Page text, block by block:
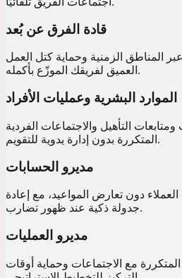
قادة الفرق عن بُعد
المناطق الزمنية وحماية كتل العمل
العميق لفريقك الموزّع بأكمله.
الموارد البشرية وعمليات الأفراد
ومتابعات التأهيل والاجتماعات الفردية
المتكررة بدون إدارة يدوية للتقويم.
مديرو الحسابات
العملاء دون تعارض المواعيد، مع إعادة
جدولة ذكية عند ظهور تضارب.
مديرو العمليات
المتكررة مع الاجتماعات وحماية أوقات